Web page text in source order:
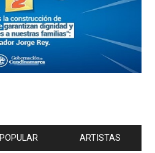
POPULAR ARTISTAS